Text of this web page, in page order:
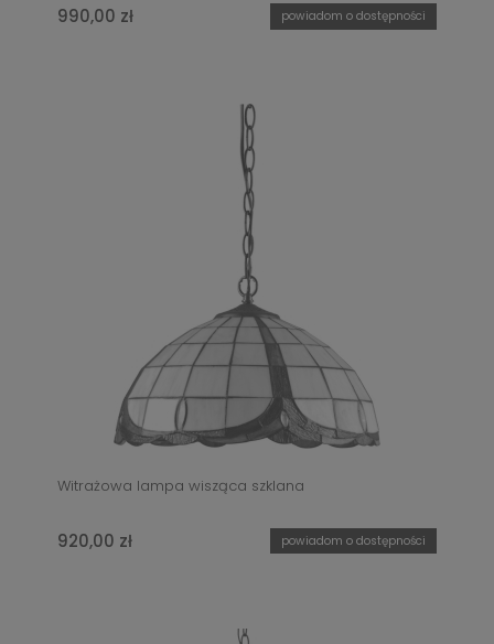
990,00 zł powiadom o dostępności
Witrażowa lampa wisząca szklana
920,00 zł powiadom o dostępności